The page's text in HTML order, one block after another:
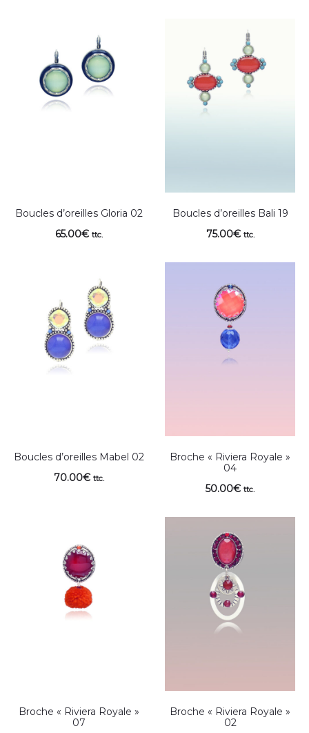
Boucles d’oreilles Gloria 02
65.00€ ttc.
Boucles d’oreilles Bali 19
75.00€ ttc.
Boucles d’oreilles Mabel 02
70.00€ ttc.
Broche « Riviera Royale »
04
50.00€ ttc.
Broche « Riviera Royale »
07
Broche « Riviera Royale »
02